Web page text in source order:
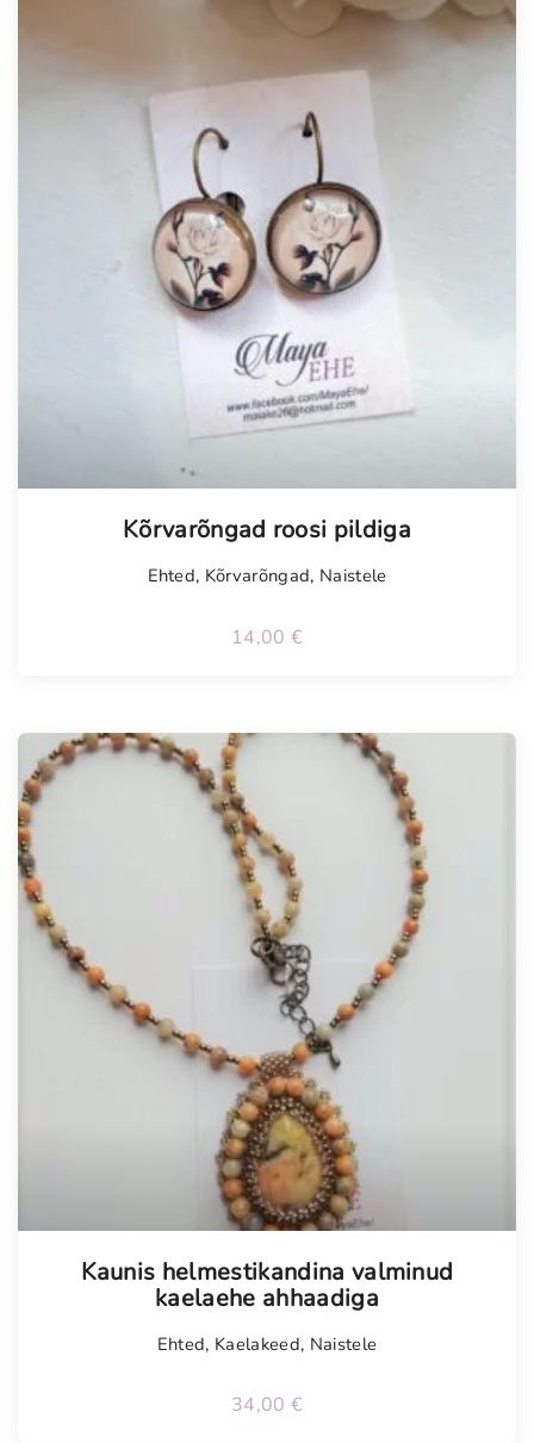
Kõrvarõngad roosi pildiga
Ehted, Kõrvarõngad, Naistele
14,00 €
Kaunis helmestikandina valminud
kaelaehe ahhaadiga
Ehted, Kaelakeed, Naistele
34,00 €